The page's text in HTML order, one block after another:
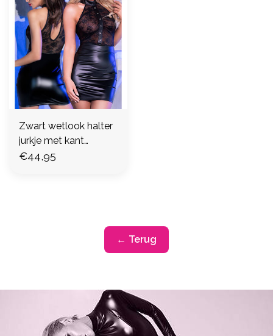
Zwart wetlook halter
jurkje met kant
,CR4340
€44,95
← Terug